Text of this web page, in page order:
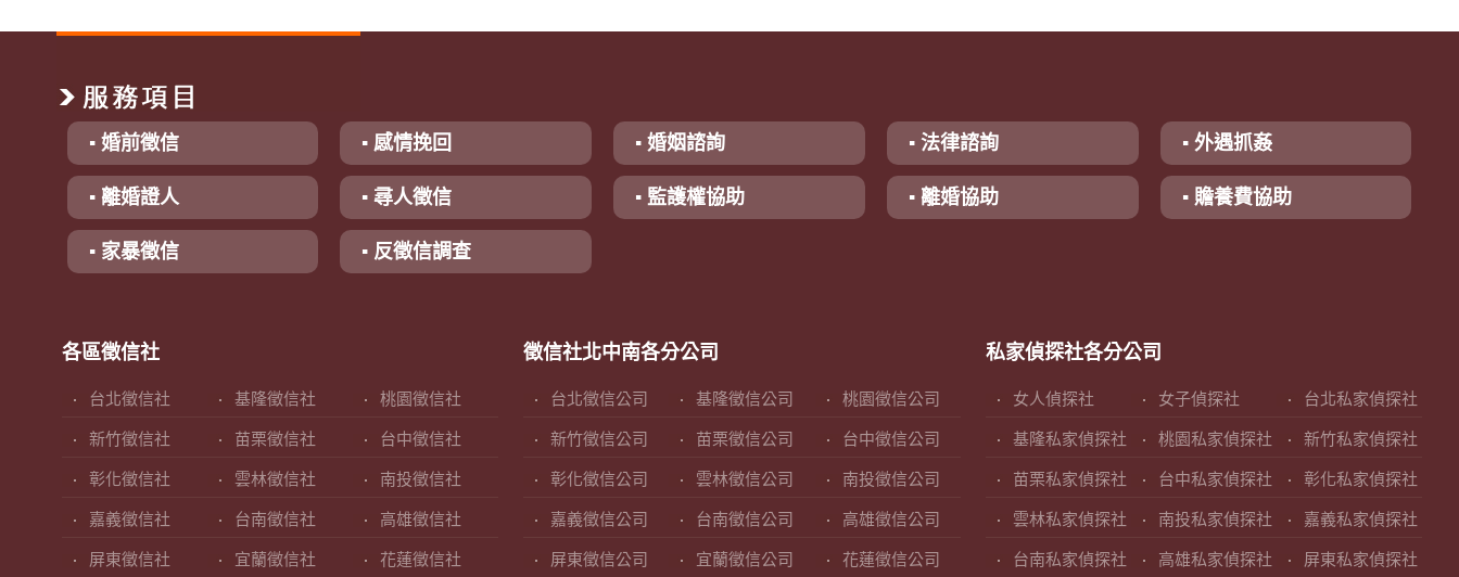
▪ 婚前徵信 ▪ 感情挽回 ▪ 婚姻諮詢 ▪ 法律諮詢 ▪ 外遇抓姦
▪ 離婚證人 ▪ 尋人徵信 ▪ 監護權協助 ▪ 離婚協助 ▪ 贍養費協助
▪ 家暴徵信 ▪ 反徵信調查
各區徵信社
台北徵信社 基隆徵信社 桃園徵信社
新竹徵信社 苗栗徵信社 台中徵信社
彰化徵信社 雲林徵信社 南投徵信社
嘉義徵信社 台南徵信社 高雄徵信社
屏東徵信社 宜蘭徵信社 花蓮徵信社
徵信社北中南各分公司
台北徵信公司 基隆徵信公司 桃園徵信公司
新竹徵信公司 苗栗徵信公司 台中徵信公司
彰化徵信公司 雲林徵信公司 南投徵信公司
嘉義徵信公司 台南徵信公司 高雄徵信公司
屏東徵信公司 宜蘭徵信公司 花蓮徵信公司
私家偵探社各分公司
女人偵探社 女子偵探社 台北私家偵探社
基隆私家偵探社 桃園私家偵探社 新竹私家偵探社
苗栗私家偵探社 台中私家偵探社 彰化私家偵探社
雲林私家偵探社 南投私家偵探社 嘉義私家偵探社
台南私家偵探社 高雄私家偵探社 屏東私家偵探社